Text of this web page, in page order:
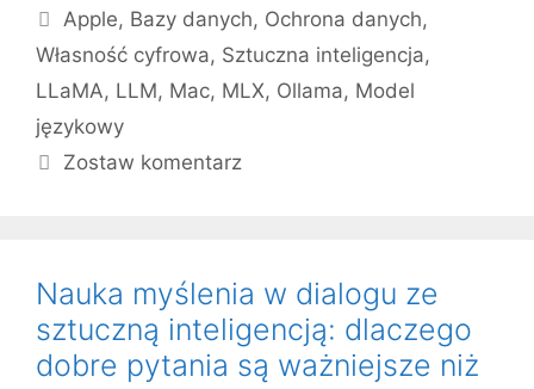
Tagi
Apple, Bazy danych, Ochrona danych,
Własność cyfrowa, Sztuczna inteligencja,
LLaMA, LLM, Mac, MLX, Ollama, Model
językowy
Zostaw komentarz
Nauka myślenia w dialogu ze
sztuczną inteligencją: dlaczego
dobre pytania są ważniejsze niż